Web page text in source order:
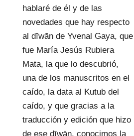
hablaré de él y de las
novedades que hay respecto
al dīwān de Yvenal Gaya, que
fue María Jesús Rubiera
Mata, la que lo descubrió,
una de los manuscritos en el
caído, la data al Kutub del
caído, y que gracias a la
traducción y edición que hizo
de ese dīwān, conocimos la